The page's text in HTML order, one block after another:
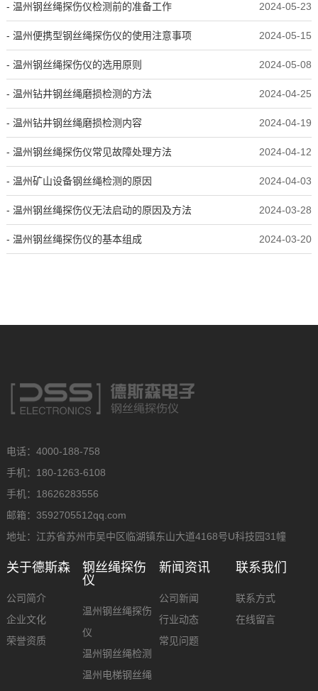
- 温州钢丝绳探伤仪检测前的准备工作 2024-05-23
- 温州便携型钢丝绳探伤仪的使用注意事项 2024-05-15
- 温州钢丝绳探伤仪的选用原则 2024-05-08
- 温州钻井钢丝绳磨损检测的方法 2024-04-25
- 温州钻井钢丝绳磨损检测内容 2024-04-19
- 温州钢丝绳探伤仪常见故障处理方法 2024-04-12
- 温州矿山设备钢丝绳检测的原因 2024-04-03
- 温州钢丝绳探伤仪无法启动的原因及方法 2024-03-28
- 温州钢丝绳探伤仪的基本组成 2024-03-20
电话：4000-188-758
手机：180-1263-6108
手机：18626283556
邮箱：3592705512qq.com
地址：江苏省苏州市吴中区临湖镇东山大道4168号U科技园31幢
关于德斯森
公司简介
企业文化
荣誉资质
钢丝绳探伤
仪
温州钢丝绳探伤
仪
温州钢丝绳检测
温州电梯钢丝绳
新闻资讯
公司新闻
行业动态
常见问题
联系我们
联系方式
在线留言